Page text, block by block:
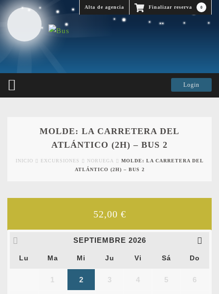
Finalizar reserva 0
Alta de agencia
MOLDE: LA CARRETERA DEL
ATLÁNTICO (2H) – BUS 2
INICIO EXCURSIONES NORUEGA
MOLDE: LA CARRETERA DEL
ATLÁNTICO (2H) – BUS 2
52,00 €
SEPTIEMBRE 2026
Lu Ma Mi Ju Vi Sá Do
1 2 3 4 5 6